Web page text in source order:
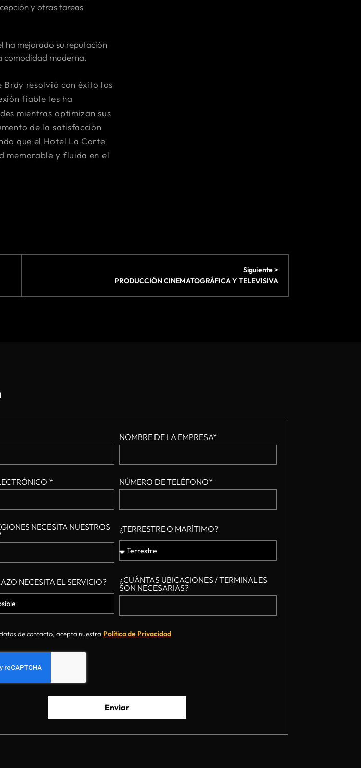
y otras tareas
ha mejorado su reputación
comodidad moderna.
resolvió con éxito los
fiable les ha
mientras optimizan sus
de la satisfacción
que el Hotel La Corte
memorable y fluida en el
Siguiente >
PRODUCCIÓN CINEMATOGRÁFICA Y TELEVISIVA
NOMBRE DE LA EMPRESA*
* NÚMERO DE TELÉFONO*
NECESITA NUESTROS
¿TERRESTRE O MARÍTIMO?
NECESITA EL SERVICIO?
¿CUÁNTAS UBICACIONES / TERMINALES
SON NECESARIAS?
de contacto, acepta nuestra Política de Privacidad
Enviar